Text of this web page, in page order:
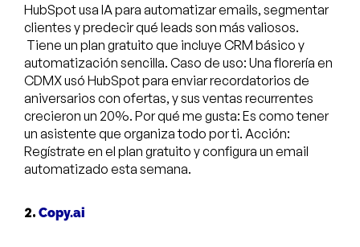
HubSpot usa IA para automatizar emails, segmentar
clientes y predecir qué leads son más valiosos.
Tiene un plan gratuito que incluye CRM básico y
automatización sencilla. Caso de uso: Una florería en
CDMX usó HubSpot para enviar recordatorios de
aniversarios con ofertas, y sus ventas recurrentes
crecieron un 20%. Por qué me gusta: Es como tener
un asistente que organiza todo por ti. Acción:
Regístrate en el plan gratuito y configura un email
automatizado esta semana.
2. Copy.ai